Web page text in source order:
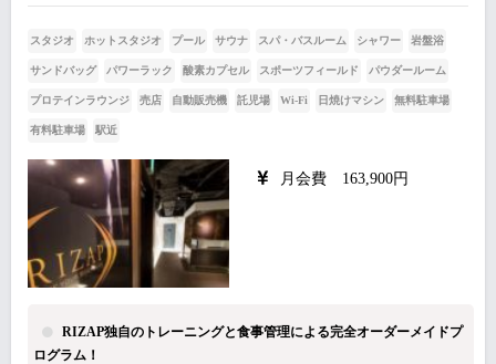
スタジオ ホットスタジオ プール サウナ スパ・バスルーム シャワー 岩盤浴
サンドバッグ パワーラック 酸素カプセル スポーツフィールド パウダールーム
プロテインラウンジ 売店 自動販売機 託児場 Wi-Fi 日焼けマシン 無料駐車場
有料駐車場 駅近
月会費 163,900円
RIZAP独自のトレーニングと食事管理による完全オーダーメイドプ
ログラム！